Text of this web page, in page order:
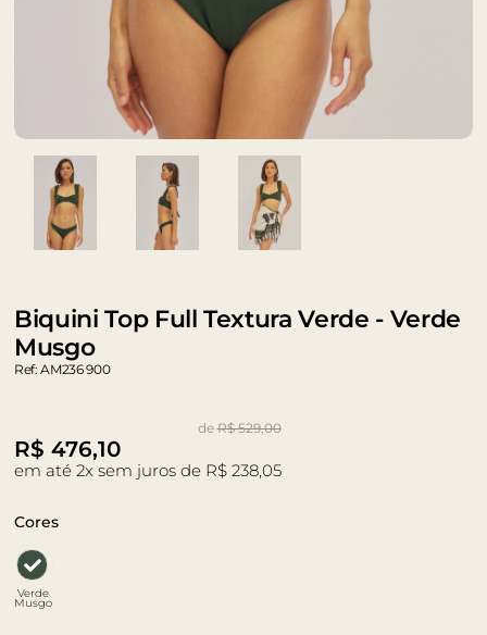
Biquini Top Full Textura Verde - Verde
Musgo
Ref: AM236 900
deR$ 529,00
R$ 476,10
em até 2x sem juros de R$ 238,05
Cores
Verde
Musgo